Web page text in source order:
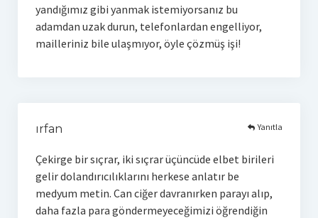
yandığımız gibi yanmak istemiyorsanız bu
adamdan uzak durun, telefonlardan engelliyor,
mailleriniz bile ulaşmıyor, öyle çözmüş işi!
ırfan
Çekirge bir sıçrar, iki sıçrar üçüncüde elbet birileri
gelir dolandırıcılıklarını herkese anlatır be
medyum metin. Can ciğer davranırken parayı alıp,
daha fazla para göndermeyeceğimizi öğrendiğin
Yanıtla